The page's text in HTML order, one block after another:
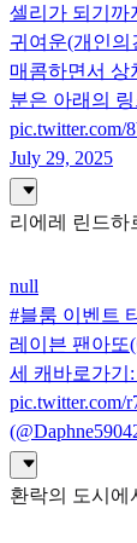
셀리가 되기까
귀여운(개인의
매콤하면서 상
분은 아래의
July 29, 2025
리에레 린드하
null
#블룸 이벤트
레이븐 팬아또
세 캐바로가기:
환락의 도시에